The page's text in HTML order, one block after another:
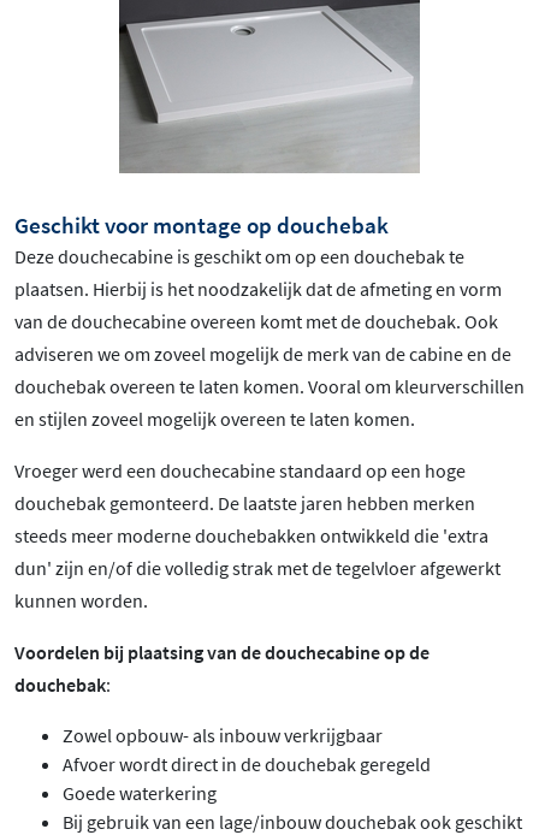
Geschikt voor montage op douchebak
Deze douchecabine is geschikt om op een douchebak te
plaatsen. Hierbij is het noodzakelijk dat de afmeting en vorm
van de douchecabine overeen komt met de douchebak. Ook
adviseren we om zoveel mogelijk de merk van de cabine en de
douchebak overeen te laten komen. Vooral om kleurverschillen
en stijlen zoveel mogelijk overeen te laten komen.
Vroeger werd een douchecabine standaard op een hoge
douchebak gemonteerd. De laatste jaren hebben merken
steeds meer moderne douchebakken ontwikkeld die 'extra
dun' zijn en/of die volledig strak met de tegelvloer afgewerkt
kunnen worden.
Voordelen bij plaatsing van de douchecabine op de
douchebak:
Zowel opbouw- als inbouw verkrijgbaar
Afvoer wordt direct in de douchebak geregeld
Goede waterkering
Bij gebruik van een lage/inbouw douchebak ook geschikt